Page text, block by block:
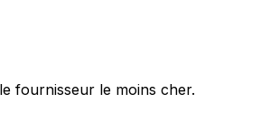
fournisseur le moins cher.